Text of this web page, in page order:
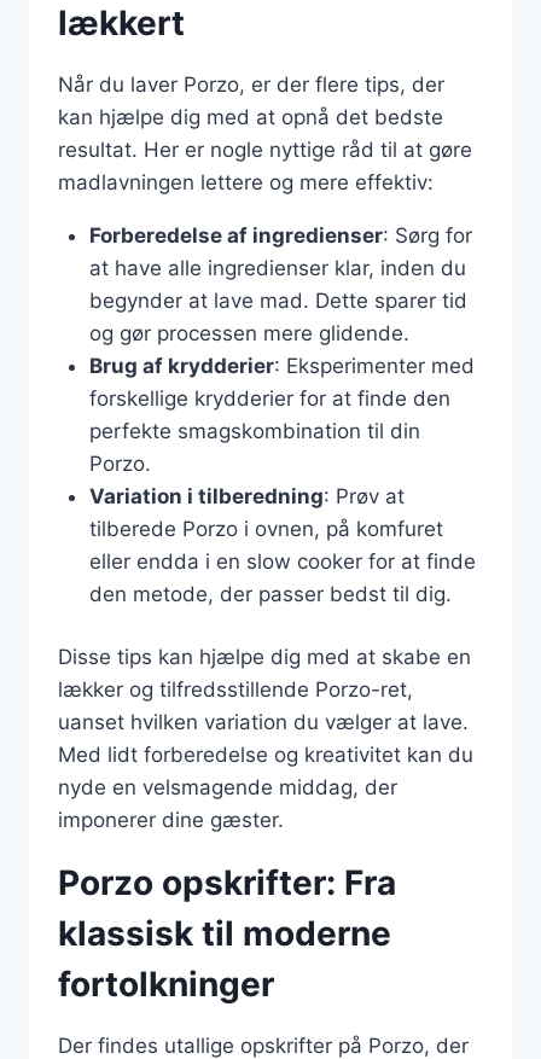
lækkert
Når du laver Porzo, er der flere tips, der
kan hjælpe dig med at opnå det bedste
resultat. Her er nogle nyttige råd til at gøre
madlavningen lettere og mere effektiv:
Forberedelse af ingredienser: Sørg for
at have alle ingredienser klar, inden du
begynder at lave mad. Dette sparer tid
og gør processen mere glidende.
Brug af krydderier: Eksperimenter med
forskellige krydderier for at finde den
perfekte smagskombination til din
Porzo.
Variation i tilberedning: Prøv at
tilberede Porzo i ovnen, på komfuret
eller endda i en slow cooker for at finde
den metode, der passer bedst til dig.
Disse tips kan hjælpe dig med at skabe en
lækker og tilfredsstillende Porzo-ret,
uanset hvilken variation du vælger at lave.
Med lidt forberedelse og kreativitet kan du
nyde en velsmagende middag, der
imponerer dine gæster.
Porzo opskrifter: Fra
klassisk til moderne
fortolkninger
Der findes utallige opskrifter på Porzo, der